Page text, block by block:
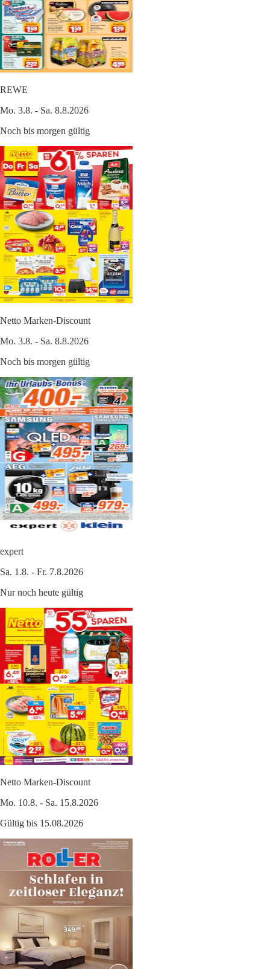
REWE
Mo. 3.8. - Sa. 8.8.2026
Noch bis morgen gültig
Netto Marken-Discount
Mo. 3.8. - Sa. 8.8.2026
Noch bis morgen gültig
expert
Sa. 1.8. - Fr. 7.8.2026
Nur noch heute gültig
Netto Marken-Discount
Mo. 10.8. - Sa. 15.8.2026
Gültig bis 15.08.2026